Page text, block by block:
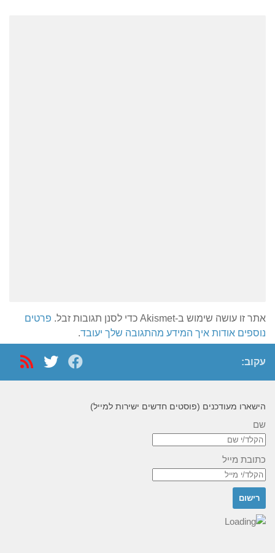
אתר זו עושה שימוש ב-Akismet כדי לסנן תגובות זבל.
פרטים
נוספים אודות איך המידע מהתגובה שלך יעובד.
עקוב:
הישארו מעודכנים (פוסטים חדשים ישירות למייל)
שם
כתובת מייל